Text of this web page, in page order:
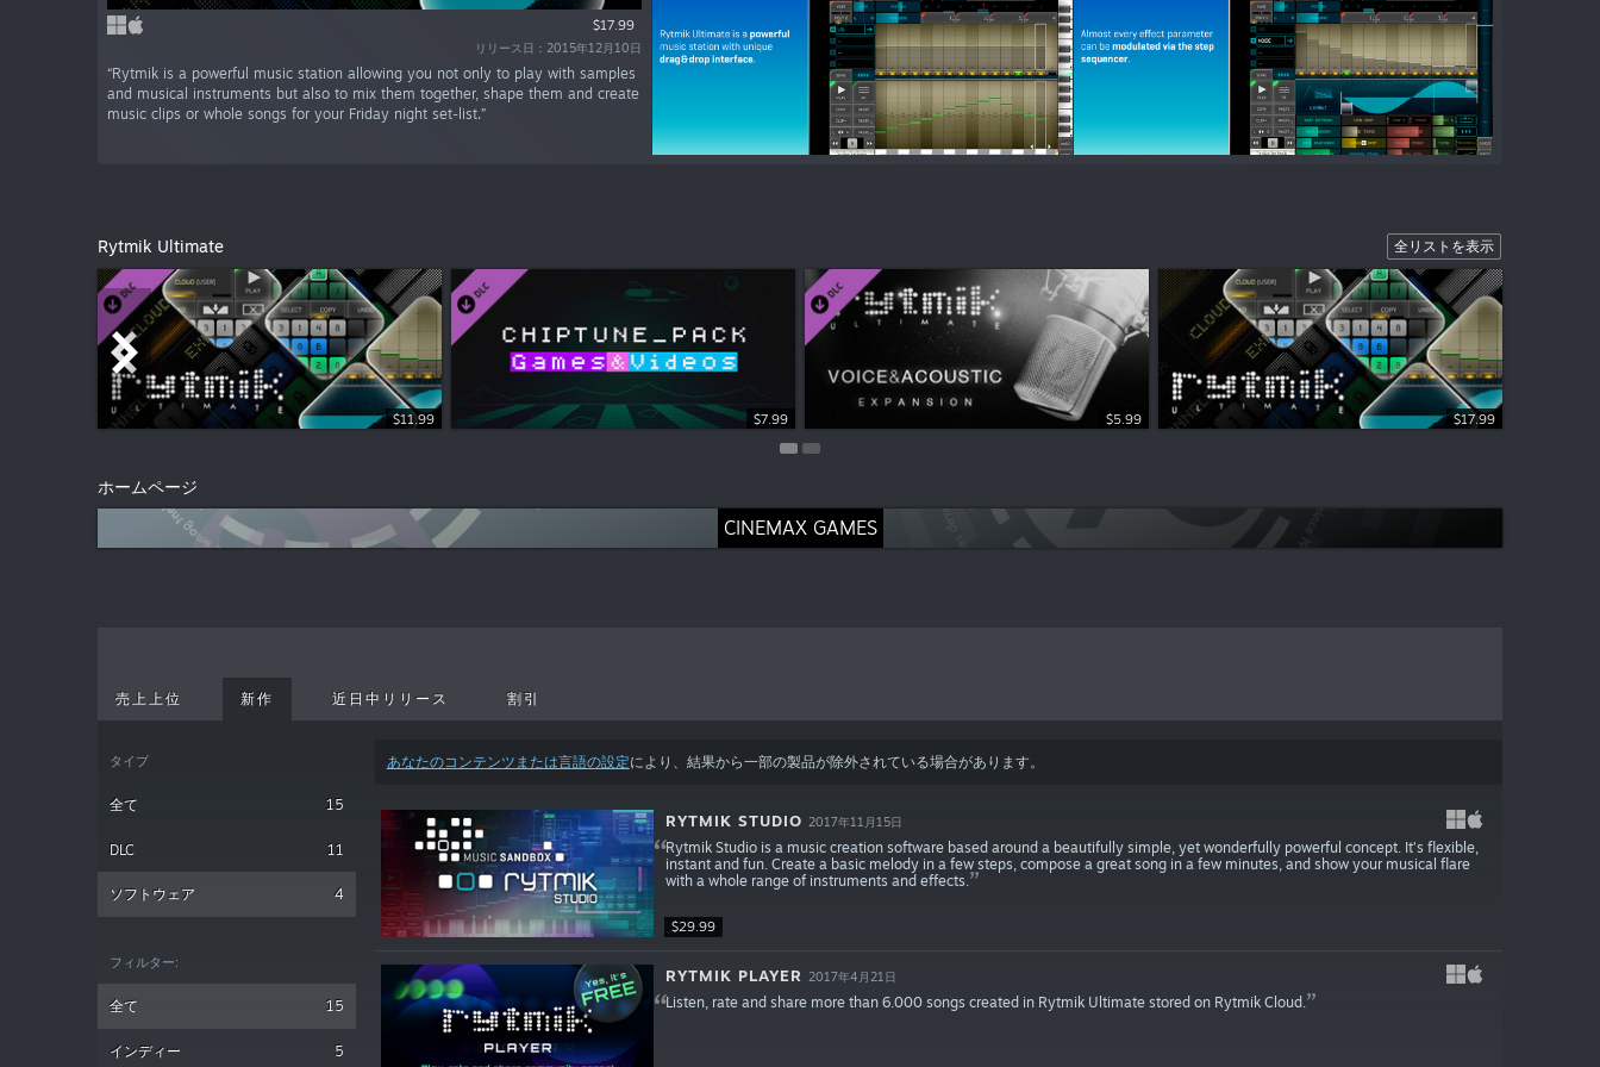
$17.99
リリース日：2015年12月10日
“Rytmik is a powerful music station allowing you not only to play with samples
and musical instruments but also to mix them together, shape them and create
music clips or whole songs for your Friday night set-list.”
全リストを表示
Rytmik Ultimate
$11.99 $7.99 $5.99 $17.99
$5.99 $5.99
ホームページ
CINEMAX GAMES
売上上位 新作 近日中リリース 割引
タイプ
全て 15
DLC 11
ソフトウェア 4
フィルター:
全て 15
インディー 5
あなたのコンテンツまたは言語の設定により、結果から一部の製品が除外されている場合があります。
$29.99
RYTMIK STUDIO 2017年11月15日
Rytmik Studio is a music creation software based around a beautifully simple, yet wonderfully powerful concept. It’s flexible,
instant and fun. Create a basic melody in a few steps, compose a great song in a few minutes, and show your musical flare
with a whole range of instruments and effects.
RYTMIK PLAYER 2017年4月21日
Listen, rate and share more than 6.000 songs created in Rytmik Ultimate stored on Rytmik Cloud.